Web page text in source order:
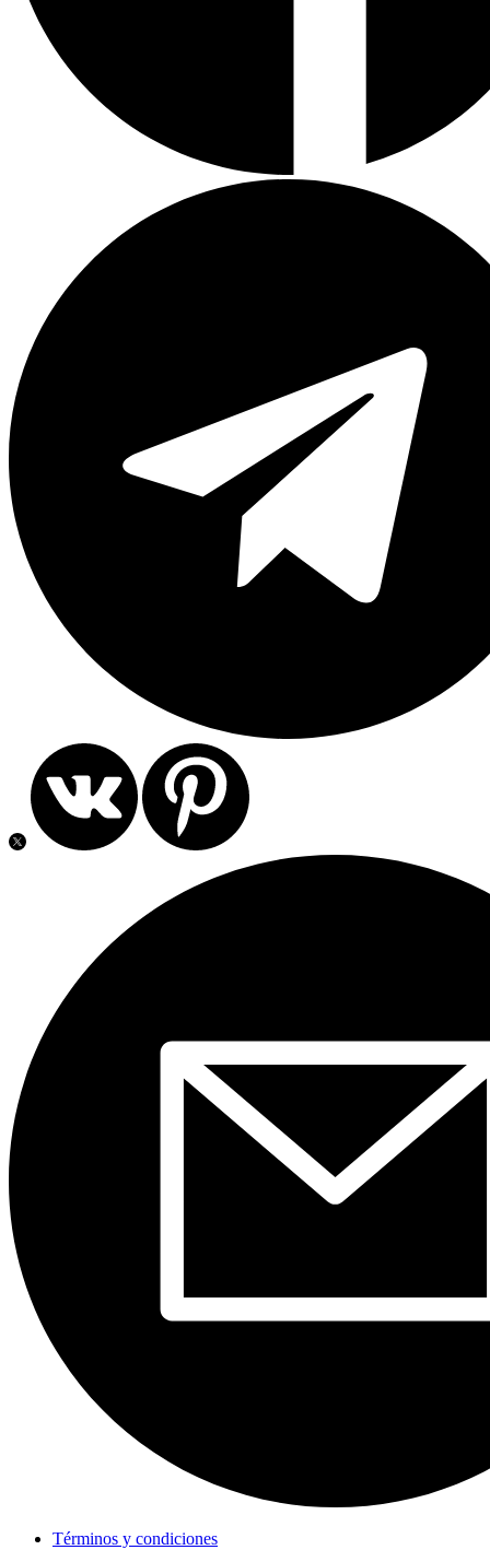
Términos y condiciones